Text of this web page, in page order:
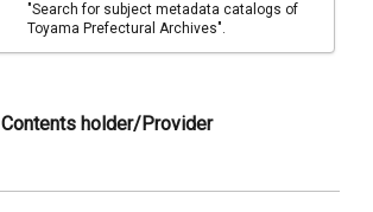
"Search for subject metadata catalogs of
Toyama Prefectural Archives".
Contents holder/Provider